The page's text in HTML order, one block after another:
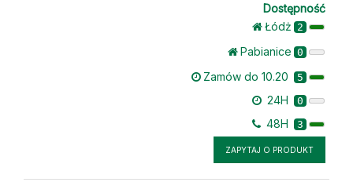
Dostępność
Łódż 2
Pabianice 0
Zamów do 10.20 5
24H 0
48H 3
ZAPYTAJ O PRODUKT